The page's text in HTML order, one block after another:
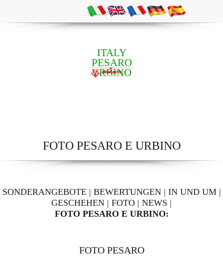
ITALY
PESARO
URBINO
FOTO PESARO E URBINO
SONDERANGEBOTE | BEWERTUNGEN| IN UND UM|
GESCHEHEN | FOTO | NEWS |
FOTO PESARO E URBINO:
FOTO PESARO